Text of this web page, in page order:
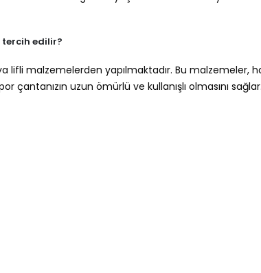
tercih edilir?
lifli malzemelerden yapılmaktadır. Bu malzemeler,
çantanızın uzun ömürlü ve kullanışlı olmasını sağlar.